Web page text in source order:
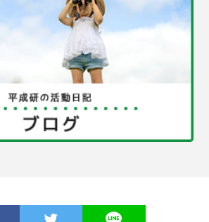
～、福は内」の声が家々から聞こえて
巻ですが、今年は南南東を向いて食べ
って何でしょうね。
の福徳を司る年神様のいる方向で、そ
事を行えば、何事も吉とされていると